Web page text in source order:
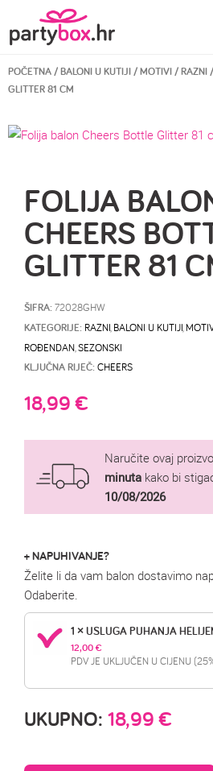
POČETNA/BALONI U KUTIJI/MOTIVI/RAZNI
GLITTER 81 CM
FOLIJA
CHEERS
GLITTER 81
ŠIFRA: 72028GHW
KATEGORIJE: RAZNI BALONI U KUTIJI
ROĐENDAN SEZONSKI
KLJUČNA RIJEČ: CHEERS
18,99€
Naručite ovaj
minuta kako bi
10/08/2026
+ NAPUHIVANJE?
Želite li da vam balon dostavimo
Odaberite.
1 × USLUGA PUHANJA
12,00 €
PDV JE UKLJUČEN U CIJENU
UKUPNO: 18,99€